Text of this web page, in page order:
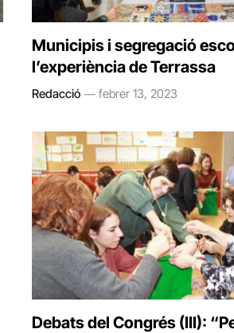
Municipis i segregació
l’experiència de Terrassa
Redacció febrer 13, 2023
Debats del Congrés (III):